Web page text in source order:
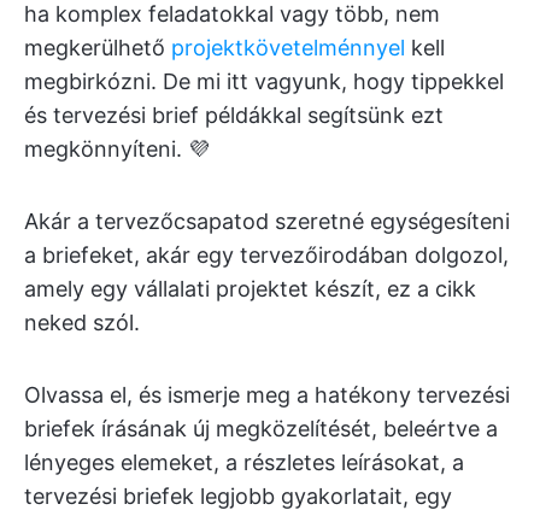
ha komplex feladatokkal vagy több, nem
megkerülhető projektkövetelménnyel kell
megbirkózni. De mi itt vagyunk, hogy tippekkel
és tervezési brief példákkal segítsünk ezt
megkönnyíteni. 💜
Akár a tervezőcsapatod szeretné egységesíteni
a briefeket, akár egy tervezőirodában dolgozol,
amely egy vállalati projektet készít, ez a cikk
neked szól.
Olvassa el, és ismerje meg a hatékony tervezési
briefek írásának új megközelítését, beleértve a
lényeges elemeket, a részletes leírásokat, a
tervezési briefek legjobb gyakorlatait, egy